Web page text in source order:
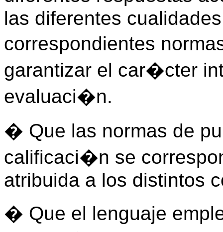
las diferentes
correspondientes
garantizar el car�cter
evaluaci�n.
� Que las normas de
calificaci�n se
atribuida a los distintos
� Que el lenguaje